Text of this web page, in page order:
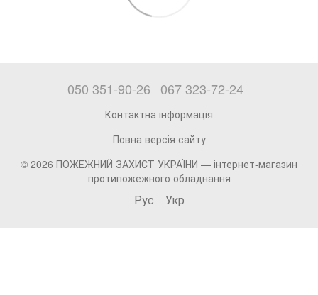
050 351-90-26 067 323-72-24
Контактна інформація
Повна версія сайту
© 2026 ПОЖЕЖНИЙ ЗАХИСТ УКРАЇНИ — інтернет-магазин
протипожежного обладнання
Рус Укр